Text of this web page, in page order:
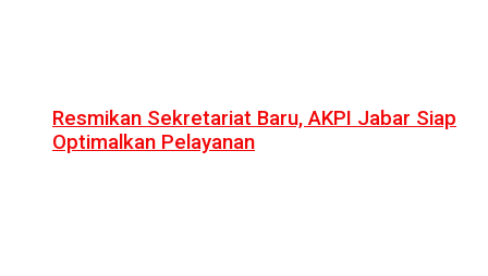
Resmikan Sekretariat Baru, AKPI Jabar Siap
Optimalkan Pelayanan